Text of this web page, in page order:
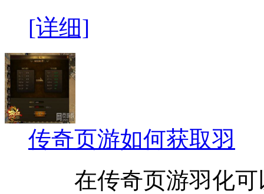
[详细]
传奇页游如何获取羽
在传奇页游羽化可